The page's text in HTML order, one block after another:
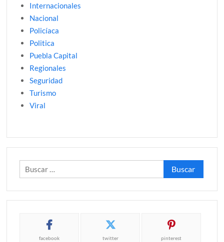
Internacionales
Nacional
Policíaca
Politica
Puebla Capital
Regionales
Seguridad
Turismo
Viral
Buscar:
facebook twitter pinterest